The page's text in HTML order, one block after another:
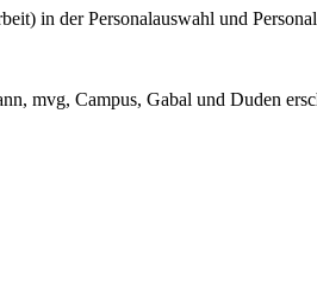
in der Personalauswahl und
mvg, Campus, Gabal und Duden